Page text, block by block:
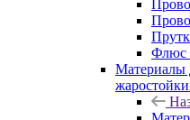
Флюс
Материалы